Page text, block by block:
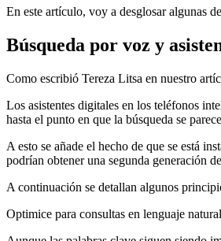
En este artículo, voy a desglosar algunas
Búsqueda por voz y
Como escribió Tereza Litsa en nuestro
Los asistentes digitales en los teléfonos
hasta el punto en que la búsqueda se
A esto se añade el hecho de que se está
podrían obtener una segunda generación
A continuación se detallan algunos
Optimice para consultas en lenguaje